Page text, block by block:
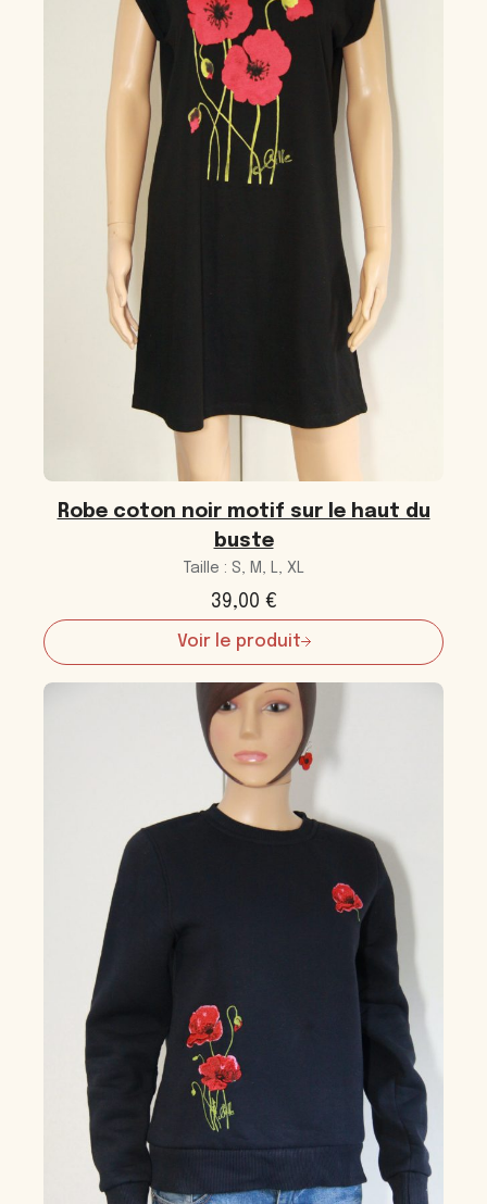
Robe coton noir motif sur le haut du
buste
Taille : S, M, L, XL
39,00 €
Voir le produit
:
Robe
coton
noir
motif
sur
le
haut
du